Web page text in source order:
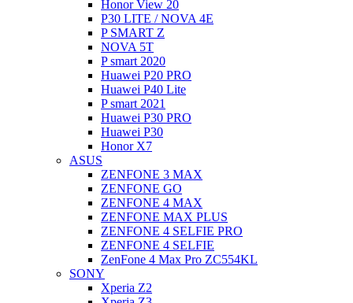
Honor View 20
P30 LITE / NOVA 4E
P SMART Z
NOVA 5T
P smart 2020
Huawei P20 PRO
Huawei P40 Lite
P smart 2021
Huawei P30 PRO
Huawei P30
Honor X7
ASUS
ZENFONE 3 MAX
ZENFONE GO
ZENFONE 4 MAX
ZENFONE MAX PLUS
ZENFONE 4 SELFIE PRO
ZENFONE 4 SELFIE
ZenFone 4 Max Pro ZC554KL
SONY
Xperia Z2